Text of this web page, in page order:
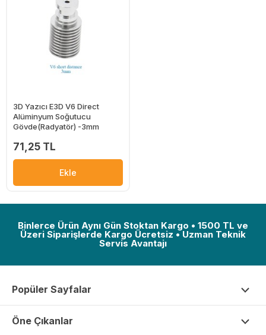
3D Yazıcı E3D V6 Direct
Alüminyum Soğutucu
Gövde(Radyatör) -3mm
71,25 TL
Ekle
Binlerce Ürün Aynı Gün Stoktan Kargo • 1500 TL ve
Üzeri Siparişlerde Kargo Ücretsiz • Uzman Teknik
Servis Avantajı
Popüler Sayfalar
Öne Çıkanlar